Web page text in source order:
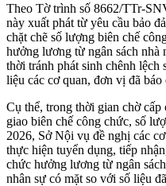
Theo Tờ trình số 8662/TTr-
này xuất phát từ yêu cầu bảo
chặt chẽ số lượng biên chế
hưởng lương từ ngân sách nhà
thời tránh phát sinh chênh
liệu các cơ quan, đơn vị đã
Cụ thể, trong thời gian chờ
giao biên chế công chức, số
2026, Sở Nội vụ đề nghị các
thực hiện tuyển dụng, tiếp
chức hưởng lương từ ngân
nhân sự có mặt so với số liệu